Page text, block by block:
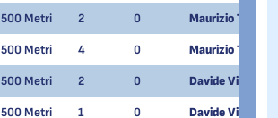
500 Metri 2 0 Maurizio Tunno
500 Metri 4 0 Maurizio Tunno
500 Metri 2 0 Davide Viscardi
500 Metri 1 0 Davide Viscardi